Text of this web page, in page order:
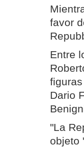
favor
Entre
Dario
"La
objeto